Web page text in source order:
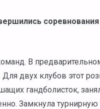
В
Для двух клубов этот
гандболисток,
Замкнула